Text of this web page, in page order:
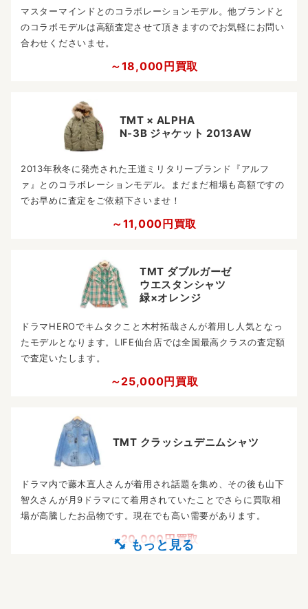
マスターマインドとのコラボレーションモデル。他ブランドと
のコラボモデルは高額査定させて頂きますのでお気軽にお問い
合わせくださいませ。
～18,000円買取
TMT × ALPHA
N-3B ジャケット 2013AW
2013年秋冬に発売された王道ミリタリーブランド『アルフ
ァ』とのコラボレーションモデル。まだまだ相場も高額ですの
でお早めに査定をご依頼下さいませ！
～11,000円買取
TMT ダブルガーゼ
ウエスタンシャツ
緑×オレンジ
ドラマHEROでキムタクこと木村拓哉さんが着用し人気となっ
たモデルとなります。LIFE仙台店では全国最高クラスの査定額
で査定いたします。
～25,000円買取
TMT クラッシュデニムシャツ
ドラマ内で藤木直人さんが着用され話題を集め、その後も山下
智久さんが月9ドラマにて着用されていたことでさらに買取相
場が高騰したお品物です。現在でも高い需要があります。
～20,000円買取